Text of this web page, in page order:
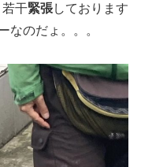
干緊張しております
なのだょ。。。